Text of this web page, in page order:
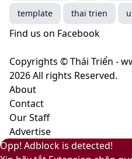
mang
ý
nghĩa
Fuzz
–
Màu
sự
nhã
nhặn
và
ấm
áp
template thai trien
Find us on Facebook
Copyrights © Thái Triển -
2026 All rights Reserved.
About
Contact
Our Staff
Advertise
Facebook
X
LinkedIn
YouTube
Google
Facebook
Pinterest
Messenger
Messenger
Viber
Back
Close
Opp! Adblock is detected!